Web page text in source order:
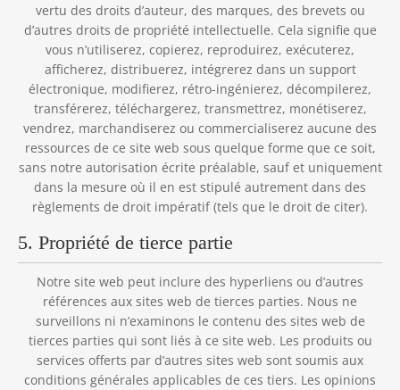
vertu des droits d’auteur, des marques, des brevets ou
d’autres droits de propriété intellectuelle. Cela signifie que
vous n’utiliserez, copierez, reproduirez, exécuterez,
afficherez, distribuerez, intégrerez dans un support
électronique, modifierez, rétro-ingénierez, décompilerez,
transférerez, téléchargerez, transmettrez, monétiserez,
vendrez, marchandiserez ou commercialiserez aucune des
ressources de ce site web sous quelque forme que ce soit,
sans notre autorisation écrite préalable, sauf et uniquement
dans la mesure où il en est stipulé autrement dans des
règlements de droit impératif (tels que le droit de citer).
5. Propriété de tierce partie
Notre site web peut inclure des hyperliens ou d’autres
références aux sites web de tierces parties. Nous ne
surveillons ni n’examinons le contenu des sites web de
tierces parties qui sont liés à ce site web. Les produits ou
services offerts par d’autres sites web sont soumis aux
conditions générales applicables de ces tiers. Les opinions